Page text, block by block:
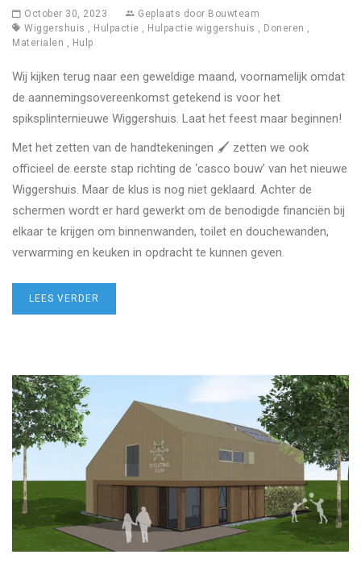
October 30, 2023 Geplaats door Bouwteam
Wiggershuis , Hulpactie , Hulpactie wiggershuis , Doneren ,
Materialen , Hulp
Wij kijken terug naar een geweldige maand, voornamelijk omdat
de aannemingsovereenkomst getekend is voor het
spiksplinternieuwe Wiggershuis. Laat het feest maar beginnen!
Met het zetten van de handtekeningen 🖌️ zetten we ook
officieel de eerste stap richting de ‘casco bouw’ van het nieuwe
Wiggershuis. Maar de klus is nog niet geklaard. Achter de
schermen wordt er hard gewerkt om de benodigde financiën bij
elkaar te krijgen om binnenwanden, toilet en douchewanden,
verwarming en keuken in opdracht te kunnen geven.
LEES VERDER